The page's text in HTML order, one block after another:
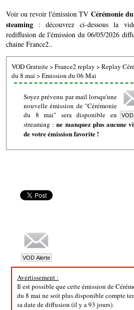
Voir ou revoir l'émission TV Cérémonie
steaming : découvrez ci-dessous la
rediffusion de l'émission du 06/05/2026
chaine France2..
VOD Gratuite>France2 replay >Replay
du 8 mai >Emission du 06 Mai
Soyez prévenu par mail lorsqu'une
nouvelle émission de "Cérémonie
du 8 mai" sera disponible en
streaming :ne manquez plus aucune
de votre émission favorite !
Avertissement :
Il est possible que cette émission de
du 8 mai ne soit plus disponible compte
sa date de diffusion (il y a 93 jours).